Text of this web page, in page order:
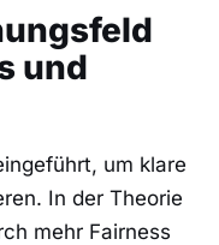
und
um klare
In der Theorie
mehr Fairness